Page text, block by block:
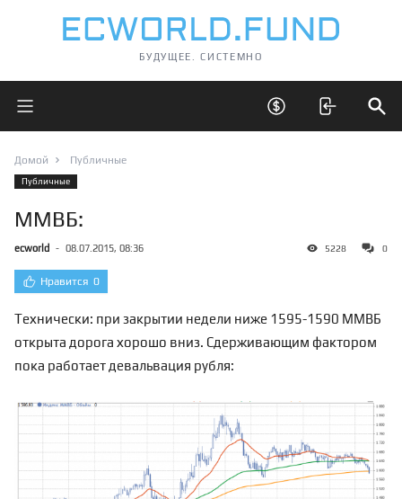
БУДУЩЕЕ. СИСТЕМНО
Открыть главное меню Открыть скрытые
Домой Публичные
Публичные
ММВБ:
ecworld - 08.07.2015, 08:36 5228 0
Нравится 0
Технически: при закрытии недели ниже 1595-1590 ММВБ
открыта дорога хорошо вниз. Сдерживающим фактором
пока работает девальвация рубля: